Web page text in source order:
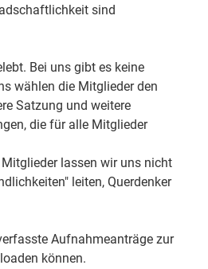
sind
Bei uns gibt es keine
wählen die Mitglieder den
Satzung und weitere
die für alle Mitglieder
lassen wir uns nicht
leiten, Querdenker
Aufnahmeanträge zur
können.